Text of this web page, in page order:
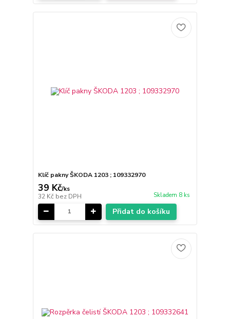
Klíč pakny ŠKODA 1203 ; 109332970
39 Kč/ks
32 Kč bez DPH Skladem 8 ks
Přidat do košíku